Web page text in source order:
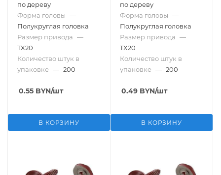
по дереву
Форма головы —
Полукруглая головка
Размер привода —
TX20
Количество штук в
упаковке — 200
0.55 BYN/шт
В КОРЗИНУ
по дереву
Форма головы —
Полукруглая головка
Размер привода —
TX20
Количество штук в
упаковке — 200
0.49 BYN/шт
В КОРЗИНУ